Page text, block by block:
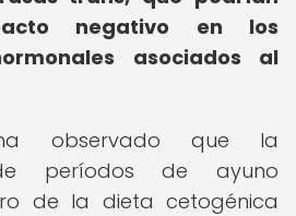
negativo en los
asociados al
observado que la
períodos de ayuno
de la dieta cetogénica